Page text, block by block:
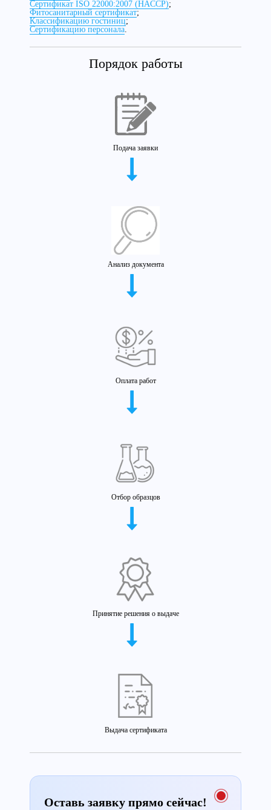
Сертификат ISO 22000:2007 (HACCP);
Фитосанитарный сертификат;
Классификацию гостиниц;
Сертификацию персонала.
Порядок работы
Подача заявки
Анализ документа
Оплата работ
Отбор образцов
Принятие решения о выдаче
Выдача сертификата
Оставь заявку прямо сейчас!